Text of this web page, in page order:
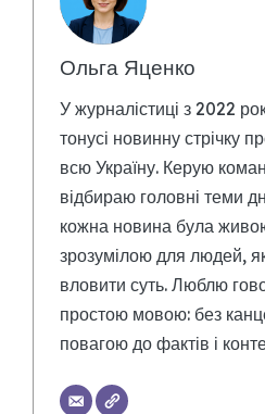
Ольга Яценко
У журналістиці з 2022
тонусі новинну стрічку
всю Україну. Керую
відбираю головні теми
кожна новина була
зрозумілою для людей,
вловити суть. Люблю
простою мовою: без
повагою до фактів і